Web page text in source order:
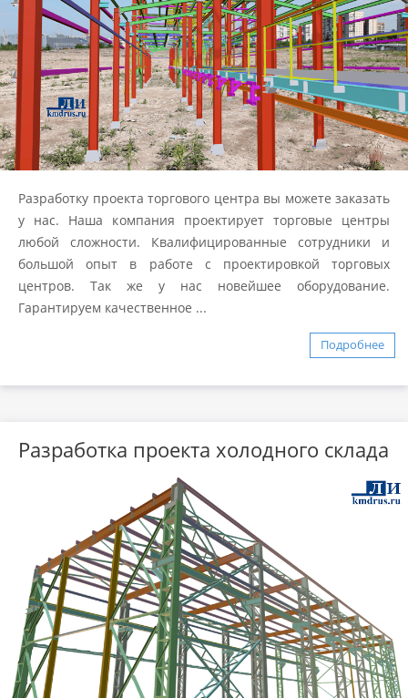
Разработку проекта торгового центра вы можете заказать
у нас. Наша компания проектирует торговые центры
любой сложности. Квалифицированные сотрудники и
большой опыт в работе с проектировкой торговых
центров. Так же у нас новейшее оборудование.
Гарантируем качественное ...
Подробнее
Разработка проекта холодного склада